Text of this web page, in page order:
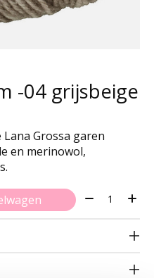
-04 grijsbeige
Grossa garen
en merinowol,
Aantal: